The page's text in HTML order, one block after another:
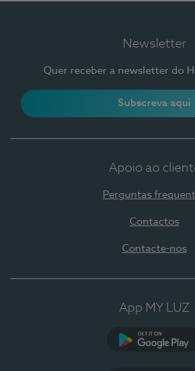
Newsletter
Quer receber a newsletter do
Subscreva aqui
Apoio ao
Perguntas
Contactos
Contacte-nos
App MY LUZ